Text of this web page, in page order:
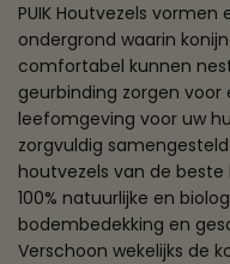
PUIK Houtvezels
ondergrond waarin
comfortabel kunnen
geurbinding zorgen
leefomgeving voor uw
zorgvuldig
houtvezels van de beste
100% natuurlijke en
bodembedekking en
Verschoon wekelijks de